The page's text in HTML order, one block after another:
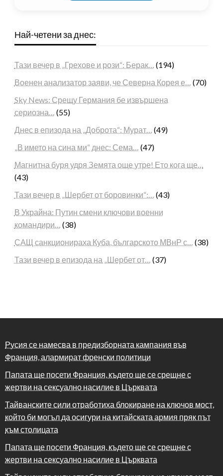
Най-четени за днес:
Тази вечер в „Грехове и рози“: Берак… (194)
Военен анализатор заяви, че Северна Корея е… (70)
Sky News: Срещу Германия бе извършена
сериозна… (55)
Днес в епизода на „Доброта“: Мурат… (49)
„В името на сина ми“ днес: Сема… (47)
Магнитна буря удря Земята още утре! Ето кога ще…
(43)
Тази вечер в „Шербет от боровинки“:… (43)
В Украйна: Путин смени ключови военни
командири… (38)
САЩ санкционираха Куба, българското МВнР с… (38)
Тази вечер в епизода на „Шербет от… (37)
Русия се намесва в предизборната кампания във
Франция, алармират френски политици
Папата ще посети Франция, където ще се срещне с
жертви на сексуално насилие в Църквата
Тайванските сили отработиха блокиране на ключов мост,
който би могъл да осигури на китайската армия пряк път
към столицата
Папата ще посети Франция, където ще се срещне с
жертви на сексуално насилие в Църквата